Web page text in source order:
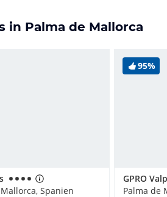
in Palma de Mallorca
Spanien
95%
Palma de